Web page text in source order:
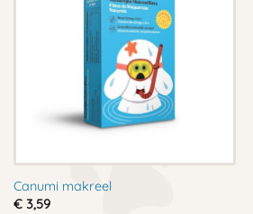
Canumi makreel
€3,59